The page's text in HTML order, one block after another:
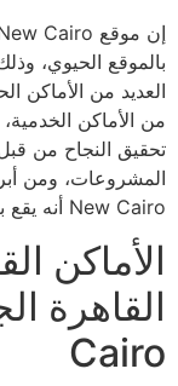
العديد من الأماكن
من الأماكن
تحقيق النجاح من
New Cairo أنه يقع بالقرب من طريق السويس.
الأماكن
Cairo